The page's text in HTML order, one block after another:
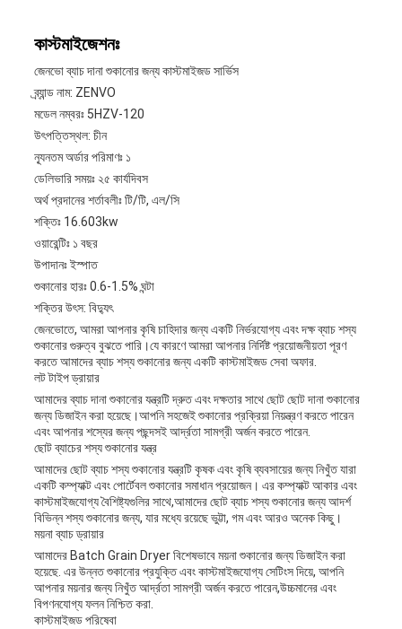
কাস্টমাইজেশনঃ
জেনভো ব্যাচ দানা শুকানোর জন্য কাস্টমাইজড সার্ভিস
ব্র্যান্ড নাম: ZENVO
মডেল নম্বরঃ 5HZV-120
উৎপত্তিস্থল: চীন
ন্যূনতম অর্ডার পরিমাণঃ ১
ডেলিভারি সময়ঃ ২৫ কার্যদিবস
অর্থ প্রদানের শর্তাবলীঃ টি/টি, এল/সি
শক্তিঃ 16.603kw
ওয়ারেন্টিঃ ১ বছর
উপাদানঃ ইস্পাত
শুকানোর হারঃ 0.6-1.5% ঘন্টা
শক্তির উৎস: বিদ্যুৎ
জেনভোতে, আমরা আপনার কৃষি চাহিদার জন্য একটি নির্ভরযোগ্য এবং দক্ষ ব্যাচ শস্য
শুকানোর গুরুত্ব বুঝতে পারি।যে কারণে আমরা আপনার নির্দিষ্ট প্রয়োজনীয়তা পূরণ
করতে আমাদের ব্যাচ শস্য শুকানোর জন্য একটি কাস্টমাইজড সেবা অফার.
লট টাইপ ড্রায়ার
আমাদের ব্যাচ দানা শুকানোর যন্ত্রটি দ্রুত এবং দক্ষতার সাথে ছোট ছোট দানা শুকানোর
জন্য ডিজাইন করা হয়েছে।আপনি সহজেই শুকানোর প্রক্রিয়া নিয়ন্ত্রণ করতে পারেন
এবং আপনার শস্যের জন্য পছন্দসই আর্দ্রতা সামগ্রী অর্জন করতে পারেন.
ছোট ব্যাচের শস্য শুকানোর যন্ত্র
আমাদের ছোট ব্যাচ শস্য শুকানোর যন্ত্রটি কৃষক এবং কৃষি ব্যবসায়ের জন্য নিখুঁত যারা
একটি কম্প্যাক্ট এবং পোর্টেবল শুকানোর সমাধান প্রয়োজন। এর কম্প্যাক্ট আকার এবং
কাস্টমাইজযোগ্য বৈশিষ্ট্যগুলির সাথে,আমাদের ছোট ব্যাচ শস্য শুকানোর জন্য আদর্শ
বিভিন্ন শস্য শুকানোর জন্য, যার মধ্যে রয়েছে ভুট্টা, গম এবং আরও অনেক কিছু।
ময়না ব্যাচ ড্রায়ার
আমাদের Batch Grain Dryer বিশেষভাবে ময়না শুকানোর জন্য ডিজাইন করা
হয়েছে. এর উন্নত শুকানোর প্রযুক্তি এবং কাস্টমাইজযোগ্য সেটিংস দিয়ে, আপনি
আপনার ময়নার জন্য নিখুঁত আর্দ্রতা সামগ্রী অর্জন করতে পারেন,উচ্চমানের এবং
বিপণনযোগ্য ফলন নিশ্চিত করা.
কাস্টমাইজড পরিষেবা